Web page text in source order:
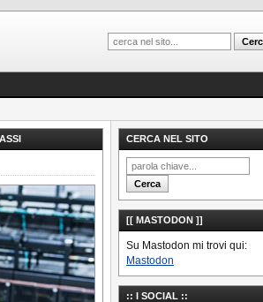
CERCA NEL SITO
[[ MASTODON ]]
Su Mastodon mi trovi qui:
Mastodon
:: I SOCIAL ::